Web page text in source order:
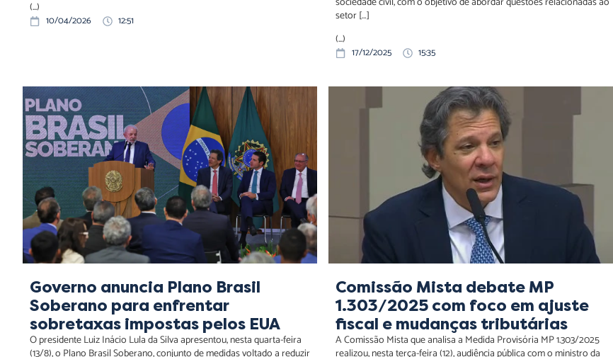
(...)
10/04/2026 12:51
setor […]
(...)
17/12/2025 15:35
Governo anuncia Plano Brasil Soberano para enfrentar
sobretaxas impostas pelos EUA
Governo anuncia Plano Brasil
Soberano para enfrentar
sobretaxas impostas pelos EUA
O presidente Luiz Inácio Lula da Silva apresentou, nesta quarta-feira
Comissão Mista debate MP 1.303/2025 com foco em ajuste
fiscal e mudanças tributárias
Comissão Mista debate MP
1.303/2025 com foco em ajuste
fiscal e mudanças tributárias
A Comissão Mista que analisa a Medida Provisória MP 1.303/2025